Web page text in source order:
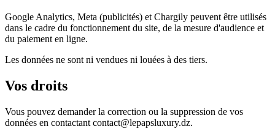
Google Analytics, Meta (publicités) et Chargily peuvent être utilisés
dans le cadre du fonctionnement du site, de la mesure d'audience et
du paiement en ligne.
Les données ne sont ni vendues ni louées à des tiers.
Vos droits
Vous pouvez demander la correction ou la suppression de vos
données en contactant contact@lepapsluxury.dz.